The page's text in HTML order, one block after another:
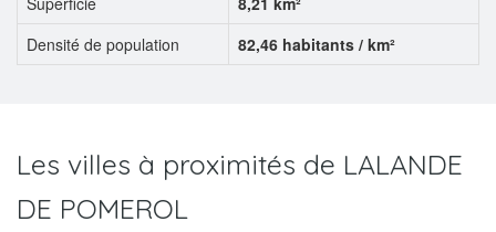
Densité de population
82,46 habitants / km²
Les villes à proximités de LALANDE
DE POMEROL